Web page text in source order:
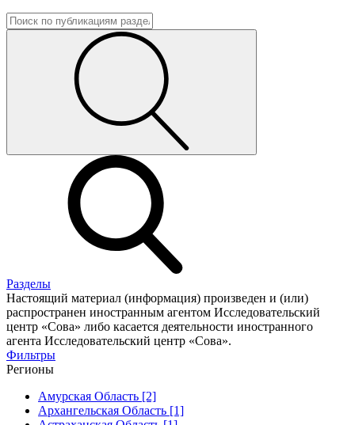
Разделы
Настоящий материал (информация) произведен и (или)
распространен иностранным агентом Исследовательский
центр «Сова» либо касается деятельности иностранного
агента Исследовательский центр «Сова».
Фильтры
Регионы
Амурская Область [2]
Архангельская Область [1]